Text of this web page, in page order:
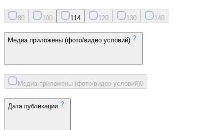
80 100 11 4 120 130 140
Медиа приложены (фото/видео условий)
Медиа приложены (фото/видео условий)0
Дата публикации